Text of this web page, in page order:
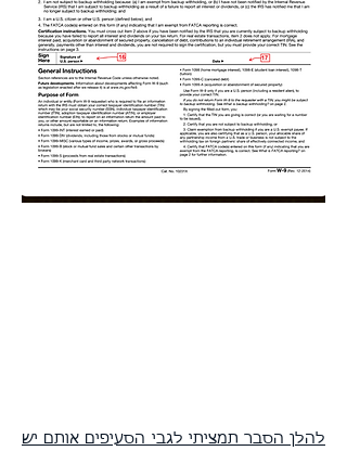
להלן הסבר תמציתי לגבי הסעיפים אותם יש